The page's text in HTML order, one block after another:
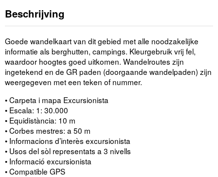
Beschrijving
Goede wandelkaart van dit gebied met alle noodzakelijke
informatie als berghutten, campings. Kleurgebruik vrij fel,
waardoor hoogtes goed uitkomen. Wandelroutes zijn
ingetekend en de GR paden (doorgaande wandelpaden) zijn
weergegeven met een teken of nummer.
• Carpeta i mapa Excursionista
• Escala: 1: 30.000
• Equidistància: 10 m
• Corbes mestres: a 50 m
• Informacions d’interès excursionista
• Usos del sòl representats a 3 nivells
• Informació excursionista
• Compatible GPS